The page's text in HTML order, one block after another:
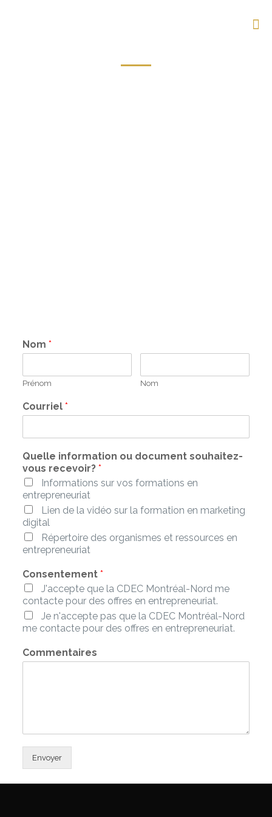
Nom *
Prénom Nom
Courriel *
Quelle information ou document souhaitez-
vous recevoir? *
Informations sur vos formations en
entrepreneuriat
Lien de la vidéo sur la formation en marketing
digital
Répertoire des organismes et ressources en
entrepreneuriat
Consentement *
J'accepte que la CDEC Montréal-Nord me
contacte pour des offres en entrepreneuriat.
Je n'accepte pas que la CDEC Montréal-Nord
me contacte pour des offres en entrepreneuriat.
Commentaires
Envoyer